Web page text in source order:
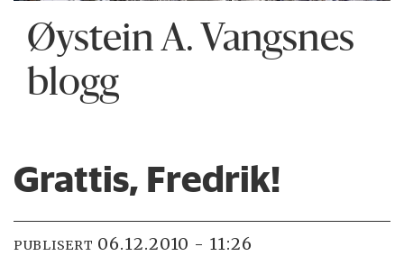
Øystein A. Vangsnes
blogg
Grattis, Fredrik!
PUBLISERT 06.12.2010 - 11:26